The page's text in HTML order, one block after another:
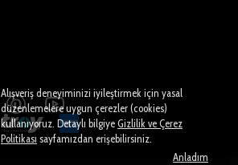
Alışveriş deneyiminizi iyileştirmek için yasal
düzenlemelere uygun çerezler (cookies)
kullanıyoruz. Detaylı bilgiyeGizlilik ve Çerez
Politikası sayfamızdan erişebilirsiniz.
Anladım